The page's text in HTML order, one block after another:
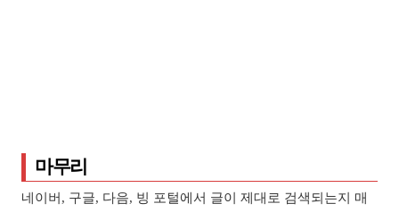
마무리
네이버, 구글, 다음, 빙 포털에서 글이 제대로 검색되는지 매